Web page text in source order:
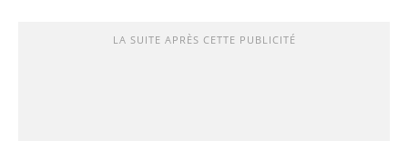
LA SUITE APRÈS CETTE PUBLICITÉ